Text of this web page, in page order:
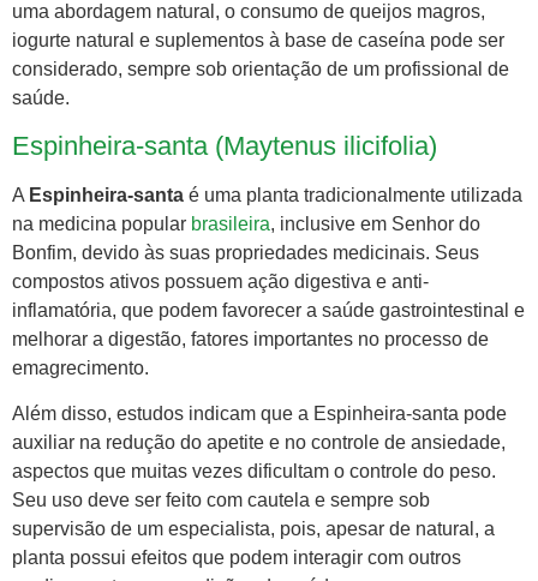
uma abordagem natural, o consumo de queijos magros,
iogurte natural e suplementos à base de caseína pode ser
considerado, sempre sob orientação de um profissional de
saúde.
Espinheira-santa (Maytenus ilicifolia)
A Espinheira-santa é uma planta tradicionalmente utilizada
na medicina popular brasileira, inclusive em Senhor do
Bonfim, devido às suas propriedades medicinais. Seus
compostos ativos possuem ação digestiva e anti-
inflamatória, que podem favorecer a saúde gastrointestinal e
melhorar a digestão, fatores importantes no processo de
emagrecimento.
Além disso, estudos indicam que a Espinheira-santa pode
auxiliar na redução do apetite e no controle de ansiedade,
aspectos que muitas vezes dificultam o controle do peso.
Seu uso deve ser feito com cautela e sempre sob
supervisão de um especialista, pois, apesar de natural, a
planta possui efeitos que podem interagir com outros